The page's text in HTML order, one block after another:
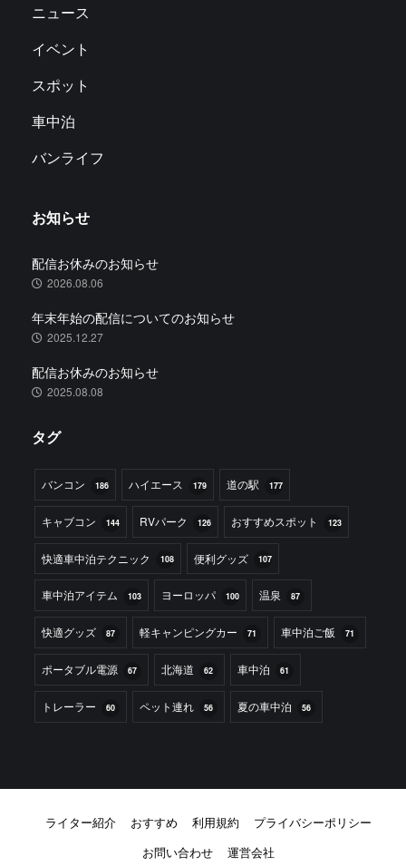
ニュース
イベント
スポット
車中泊
バンライフ
お知らせ
配信お休みのお知らせ
2026.08.06
年末年始の配信についてのお知らせ
2025.12.27
配信お休みのお知らせ
2025.08.08
タグ
バンコン 186 ハイエース 179 道の駅 177
キャブコン 144 RVパーク 126 おすすめスポット 123
快適車中泊テクニック 108 便利グッズ 107
車中泊アイテム 103 ヨーロッパ 100 温泉 87
快適グッズ 87 軽キャンピングカー 71 車中泊ご飯 71
ポータブル電源 67 北海道 62 車中泊 61
トレーラー 60 ペット連れ 56 夏の車中泊 56
ライター紹介 おすすめ 利用規約
プライバシーポリシー
お問い合わせ
運営会社